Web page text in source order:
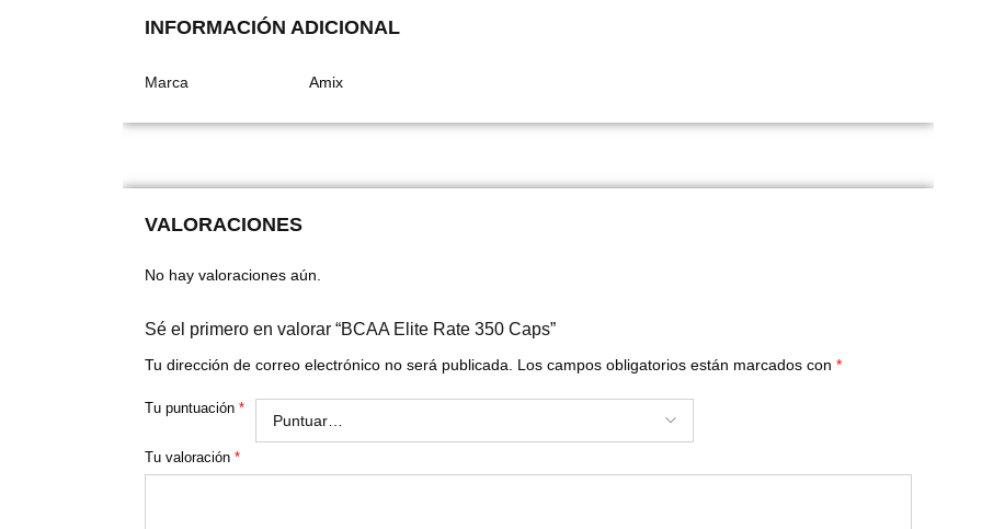
INFORMACIÓN ADICIONAL
Marca Amix
VALORACIONES
No hay valoraciones aún.
Sé el primero en valorar “BCAA Elite Rate 350 Caps”
Tu dirección de correo electrónico no será publicada. Los campos obligatorios están marcados con *
Tu puntuación *
Tu valoración *